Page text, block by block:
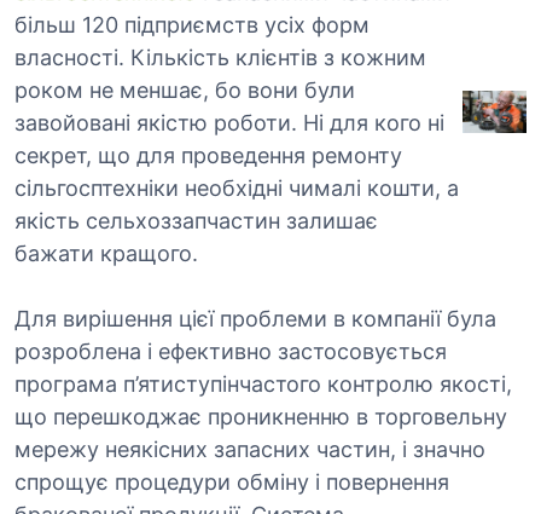
більш 120 підприємств усіх форм
власності. Кількість клієнтів з кожним
роком не меншає, бо вони були
завойовані якістю роботи. Ні для кого ні
секрет, що для проведення ремонту
сільгосптехніки необхідні чималі кошти, а
якість сельхоззапчастин залишає
бажати кращого.
Для вирішення цієї проблеми в компанії була
розроблена і ефективно застосовується
програма п’ятиступінчастого контролю якості,
що перешкоджає проникненню в торговельну
мережу неякісних запасних частин, і значно
спрощує процедури обміну і повернення